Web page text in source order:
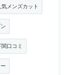
メンズカット
関口コミ